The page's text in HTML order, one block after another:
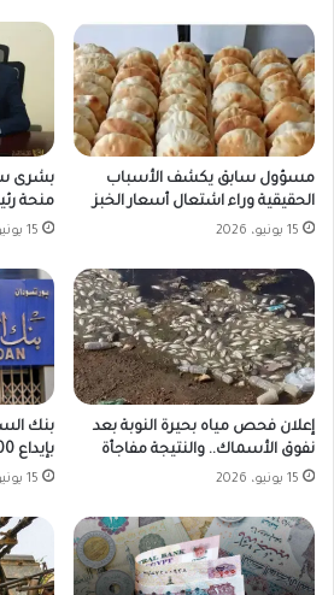
مسؤول سابق يكشف الأسباب
الحقيقية وراء اشتعال أسعار الخبز
15 يونيو، 2026
بشرى
منحة
15 يونيو، 2026
إعلان فحص مياه بحيرة النوبة بعد
نفوق الأسماك.. والنتيجة مفاجأة
15 يونيو، 2026
بنك
بإيداع 200 كيلوجرام من الذهب
15 يونيو، 2026